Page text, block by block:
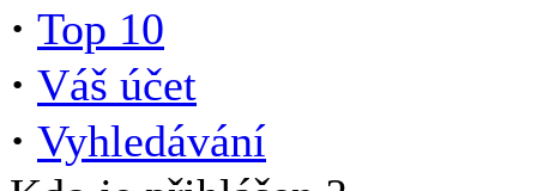
· Top 10
· Váš účet
· Vyhledávání